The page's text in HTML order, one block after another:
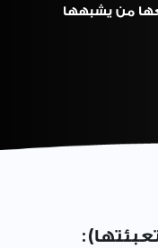
من يشبهها